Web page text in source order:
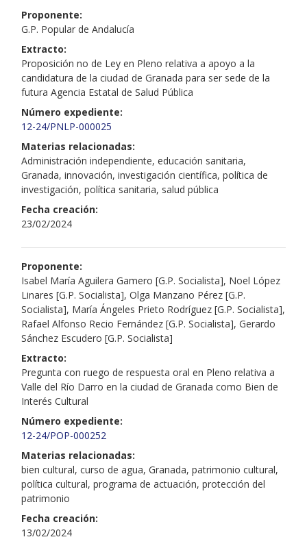
Proponente:
G.P. Popular de Andalucía
Extracto:
Proposición no de Ley en Pleno relativa a apoyo a la
candidatura de la ciudad de Granada para ser sede de la
futura Agencia Estatal de Salud Pública
Número expediente:
12-24/PNLP-000025
Materias relacionadas:
Administración independiente, educación sanitaria,
Granada, innovación, investigación científica, política de
investigación, política sanitaria, salud pública
Fecha creación:
23/02/2024
Proponente:
Isabel María Aguilera Gamero [G.P. Socialista], Noel López
Linares [G.P. Socialista], Olga Manzano Pérez [G.P.
Socialista], María Ángeles Prieto Rodríguez [G.P. Socialista],
Rafael Alfonso Recio Fernández [G.P. Socialista], Gerardo
Sánchez Escudero [G.P. Socialista]
Extracto:
Pregunta con ruego de respuesta oral en Pleno relativa a
Valle del Río Darro en la ciudad de Granada como Bien de
Interés Cultural
Número expediente:
12-24/POP-000252
Materias relacionadas:
bien cultural, curso de agua, Granada, patrimonio cultural,
política cultural, programa de actuación, protección del
patrimonio
Fecha creación:
13/02/2024